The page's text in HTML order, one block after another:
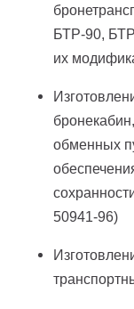
БТР-90,
их
обменных
50941-96)